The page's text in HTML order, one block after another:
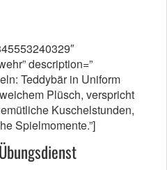
description=”
Teddybär in Uniform
Plüsch, verspricht
Kuschelstunden,
Spielmomente.”]